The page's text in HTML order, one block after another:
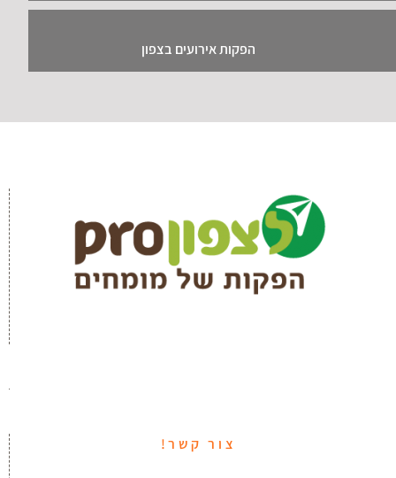
הפקות אירועים בצפון
צור קשר!